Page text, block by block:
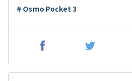
# Osmo Pocket 3